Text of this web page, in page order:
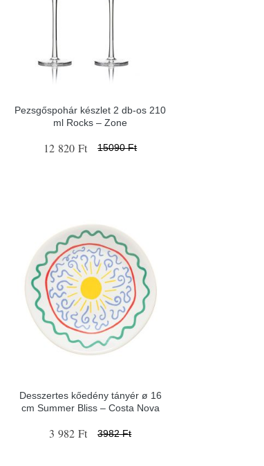
Pezsgőspohár készlet 2 db-os 210
ml Rocks – Zone
12 820 Ft 15090 Ft
Desszertes kőedény tányér ø 16
cm Summer Bliss – Costa Nova
3 982 Ft 3982 Ft